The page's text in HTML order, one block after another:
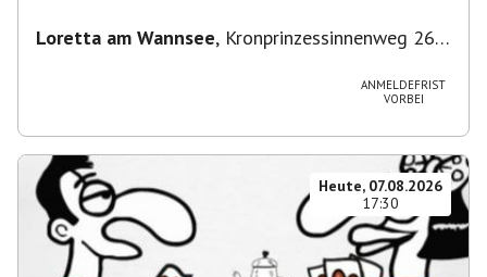
Loretta am Wannsee, Kronprinzessinnenweg 260,
ANMELDEFRIST
VORBEI
Heute, 07.08.2026
17:30